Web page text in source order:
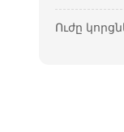
Ուժը